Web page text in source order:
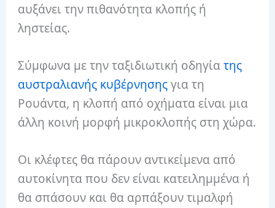
αυξάνει την πιθανότητα κλοπής ή
ληστείας.
Σύμφωνα με την ταξιδιωτική οδηγίατης
αυστραλιανής κυβέρνησηςγια τη
Ρουάντα, η κλοπή από οχήματα είναι μια
άλλη κοινή μορφή μικροκλοπής στη χώρα.
Οι κλέφτες θα πάρουν αντικείμενα από
αυτοκίνητα που δεν είναι κατειλημμένα ή
θα σπάσουν και θα αρπάξουν τιμαλφή